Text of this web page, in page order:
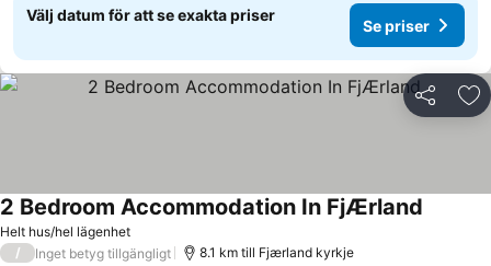
Välj datum för att se exakta priser
Se priser
Dela
Helt hus/hel lägenhet
2 Bedroom Accommodation In FjÆrland
/ Inget betyg tillgängligt 8.1 km till Fjærland kyrkje